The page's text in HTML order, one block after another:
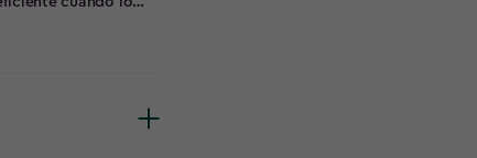
Ideal para